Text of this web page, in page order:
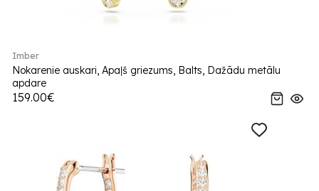
Imber
Nokarenie auskari, Apaļš griezums, Balts, Dažādu metālu
apdare
159.00€